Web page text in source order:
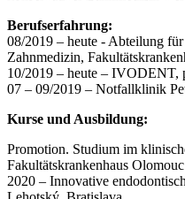
Berufserfahrung:
08/2019 – heute - Abteilung
Zahnmedizin,
10/2019 – heute – IVODENT,
07 – 09/2019 – Notfallklinik
Kurse und Ausbildung:
Promotion. Studium im
Fakultätskrankenhaus Olomouc
2020 – Innovative